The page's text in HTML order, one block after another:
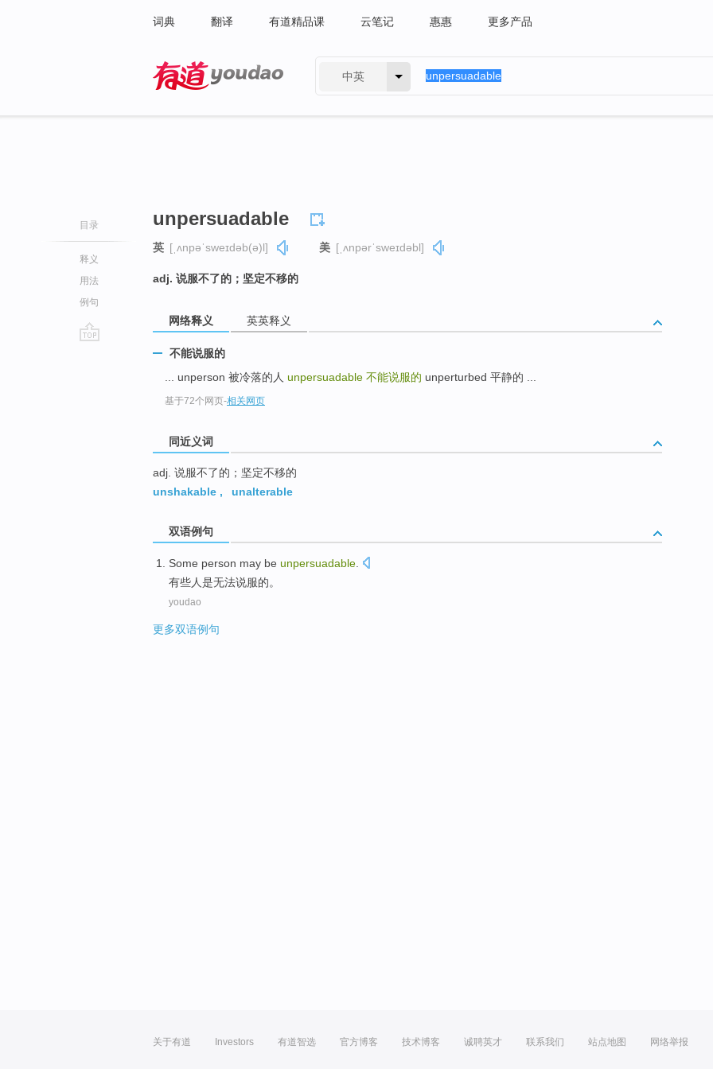
词典 翻译 有道精品课 云笔记 惠惠 更多产品
中英
目录
释义
用法
例句
unpersuadable
英 [ˌʌnpəˈsweɪdəb(ə)l] 美 [ˌʌnpərˈsweɪdəbl]
adj. 说服不了的；坚定不移的
网络释义 英英释义
不能说服的
... unperson 被冷落的人 unpersuadable 不能说服的 unperturbed 平静的 ...
基于72个网页-相关网页
同近义词
adj. 说服不了的；坚定不移的
unshakable , unalterable
双语例句
Some person may be unpersuadable
有些人是无法说服的。
youdao
更多双语例句
关于有道 Investors 有道智选 官方博客 技术博客 诚聘英才 联系我们 站点地图 网络举报